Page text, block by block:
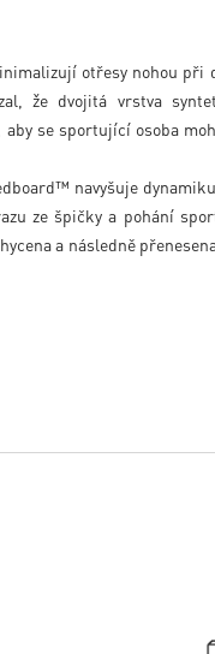
otřesy nohou při
že dvojitá vrstva
aby se sportující osoba
navyšuje
ze špičky a pohání
a následně